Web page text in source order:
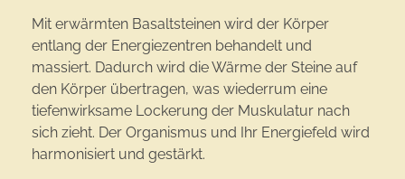
Mit erwärmten Basaltsteinen wird der Körper
entlang der Energiezentren behandelt und
massiert. Dadurch wird die Wärme der Steine auf
den Körper übertragen, was wiederrum eine
tiefenwirksame Lockerung der Muskulatur nach
sich zieht. Der Organismus und Ihr Energiefeld wird
harmonisiert und gestärkt.